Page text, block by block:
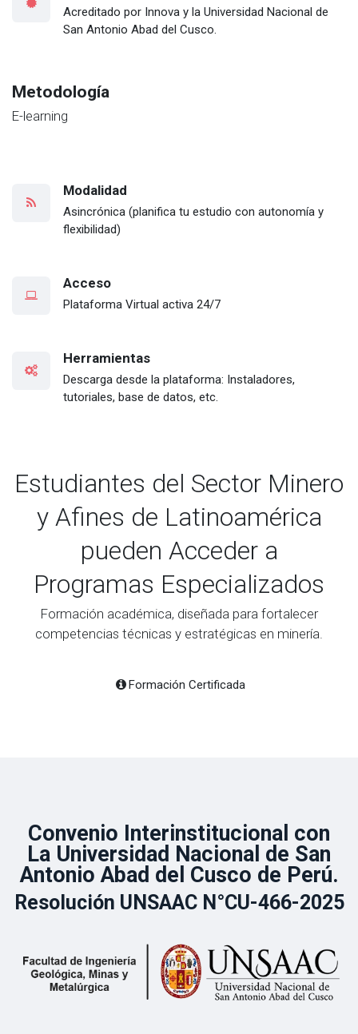
Acreditado por Innova y la Universidad Nacional de
San Antonio Abad del Cusco.
Metodología
E-learning
Modalidad
Asincrónica (planifica tu estudio con autonomía y
flexibilidad)
Acceso
Plataforma Virtual activa 24/7
Herramientas
Descarga desde la plataforma: Instaladores,
tutoriales, base de datos, etc.
Estudiantes del Sector Minero
y Afines de Latinoamérica
pueden Acceder a
Programas Especializados
Formación académica, diseñada para fortalecer
competencias técnicas y estratégicas en minería.
Formación Certificada
Convenio Interinstitucional con
La Universidad Nacional de San
Antonio Abad del Cusco de Perú.
Resolución UNSAAC N°CU-466-2025